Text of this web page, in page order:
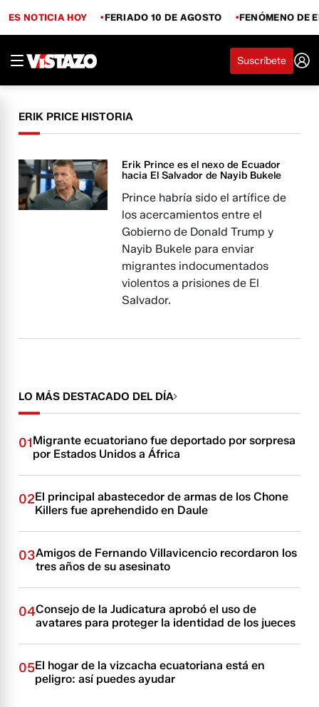
ES NOTICIA HOY FERIADO 10 DE AGOSTO FENÓMENO DE
Suscríbete
ERIK PRICE HISTORIA
Erik Prince es el nexo de Ecuador
hacia El Salvador de Nayib Bukele
Prince habría sido el artífice de
los acercamientos entre el
Gobierno de Donald Trump y
Nayib Bukele para enviar
migrantes indocumentados
violentos a prisiones de El
Salvador.
LO MÁS DESTACADO DEL DÍA
01Migrante ecuatoriano fue deportado por sorpresa
por Estados Unidos a África
02El principal abastecedor de armas de los Chone
Killers fue aprehendido en Daule
03Amigos de Fernando Villavicencio recordaron los
tres años de su asesinato
04Consejo de la Judicatura aprobó el uso de
avatares para proteger la identidad de los jueces
05El hogar de la vizcacha ecuatoriana está en
peligro: así puedes ayudar